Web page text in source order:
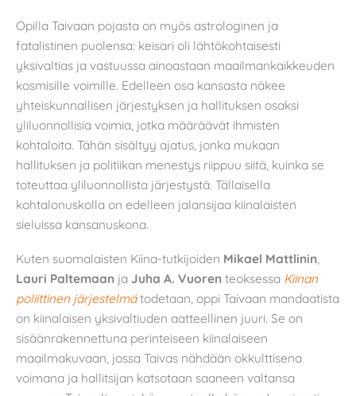
Opilla Taivaan pojasta on myös astrologinen ja
fatalistinen puolensa: keisari oli lähtökohtaisesti
yksivaltias ja vastuussa ainoastaan maailmankaikkeuden
kosmisille voimille. Edelleen osa kansasta näkee
yhteiskunnallisen järjestyksen ja hallituksen osaksi
yliluonnollisia voimia, jotka määräävät ihmisten
kohtaloita. Tähän sisältyy ajatus, jonka mukaan
hallituksen ja politiikan menestys riippuu siitä, kuinka se
toteuttaa yliluonnollista järjestystä. Tällaisella
kohtalonuskolla on edelleen jalansijaa kiinalaisten
sieluissa kansanuskona.
Kuten suomalaisten Kiina-tutkijoiden Mikael Mattlinin,
Lauri Paltemaan ja Juha A. Vuoren teoksessa Kiinan
poliittinen järjestelmätodetaan, oppi Taivaan mandaatista
on kiinalaisen yksivaltiuden aatteellinen juuri. Se on
sisäänrakennettuna perinteiseen kiinalaiseen
maailmakuvaan, jossa Taivas nähdään okkulttisena
voimana ja hallitsijan katsotaan saaneen valtansa